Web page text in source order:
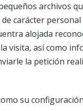
archivos
carácter personal
alojada
visita, así como
la petición
su